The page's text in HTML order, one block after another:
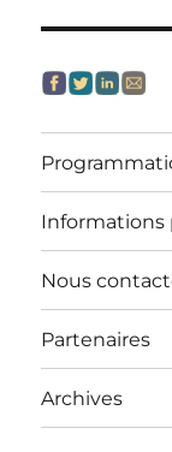
Informations
Nous
Partenaires
Archives